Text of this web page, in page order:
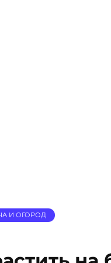
И ОГОРОД